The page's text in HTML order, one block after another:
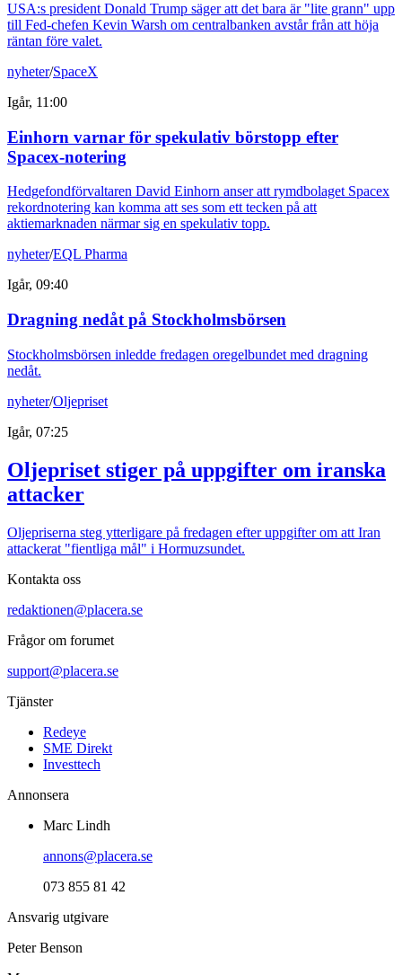
USA:s president Donald Trump säger att det bara är "lite grann" upp
till Fed-chefen Kevin Warsh om centralbanken avstår från att höja
räntan före valet.
nyheter/SpaceX
Igår, 11:00
Einhorn varnar för spekulativ börstopp efter
Spacex-notering
Hedgefondförvaltaren David Einhorn anser att rymdbolaget Spacex
rekordnotering kan komma att ses som ett tecken på att
aktiemarknaden närmar sig en spekulativ topp.
nyheter/EQL Pharma
Igår, 09:40
Dragning nedåt på Stockholmsbörsen
Stockholmsbörsen inledde fredagen oregelbundet med dragning
nedåt.
nyheter/Oljepriset
Igår, 07:25
Oljepriset stiger på uppgifter om iranska
attacker
Oljepriserna steg ytterligare på fredagen efter uppgifter om att Iran
attackerat "fientliga mål" i Hormuzsundet.
Kontakta oss
redaktionen@placera.se
Frågor om forumet
support@placera.se
Tjänster
Redeye
SME Direkt
Investtech
Annonsera
Marc Lindh
annons@placera.se
073 855 81 42
Ansvarig utgivare
Peter Benson